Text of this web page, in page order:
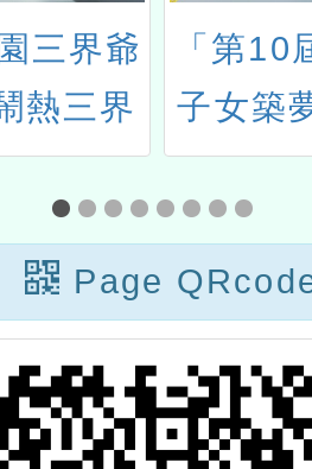
三界爺
熱三界
賽」活
1份
「第10
子女築
簡章
Page